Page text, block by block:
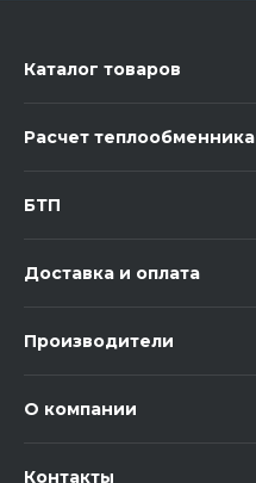
Каталог товаров
Расчет теплообменника
БТП
Доставка и оплата
Производители
О компании
Контакты